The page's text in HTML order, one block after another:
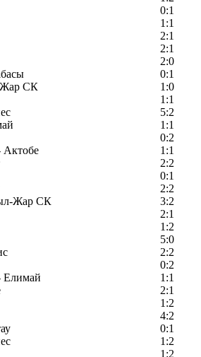
0:1
1:1
2:1
2:1
2:0
0:1
Жар СК
1:0
1:1
5:2
1:1
0:2
1:1
2:2
0:1
2:2
Жар СК
3:2
2:1
1:2
5:0
2:2
0:2
1:1
2:1
1:2
4:2
0:1
1:2
1:2